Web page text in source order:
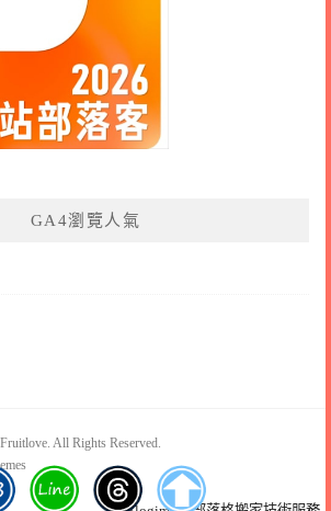
GA4瀏覽人氣
All Rights Reserved.